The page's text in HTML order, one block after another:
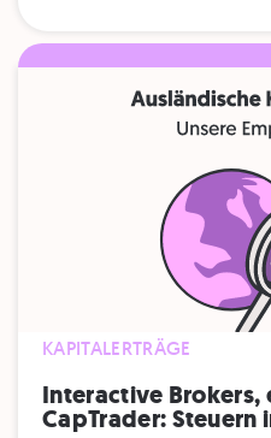
KAPITALERTRÄGE
Interactive Brokers,
CapTrader: Steuern